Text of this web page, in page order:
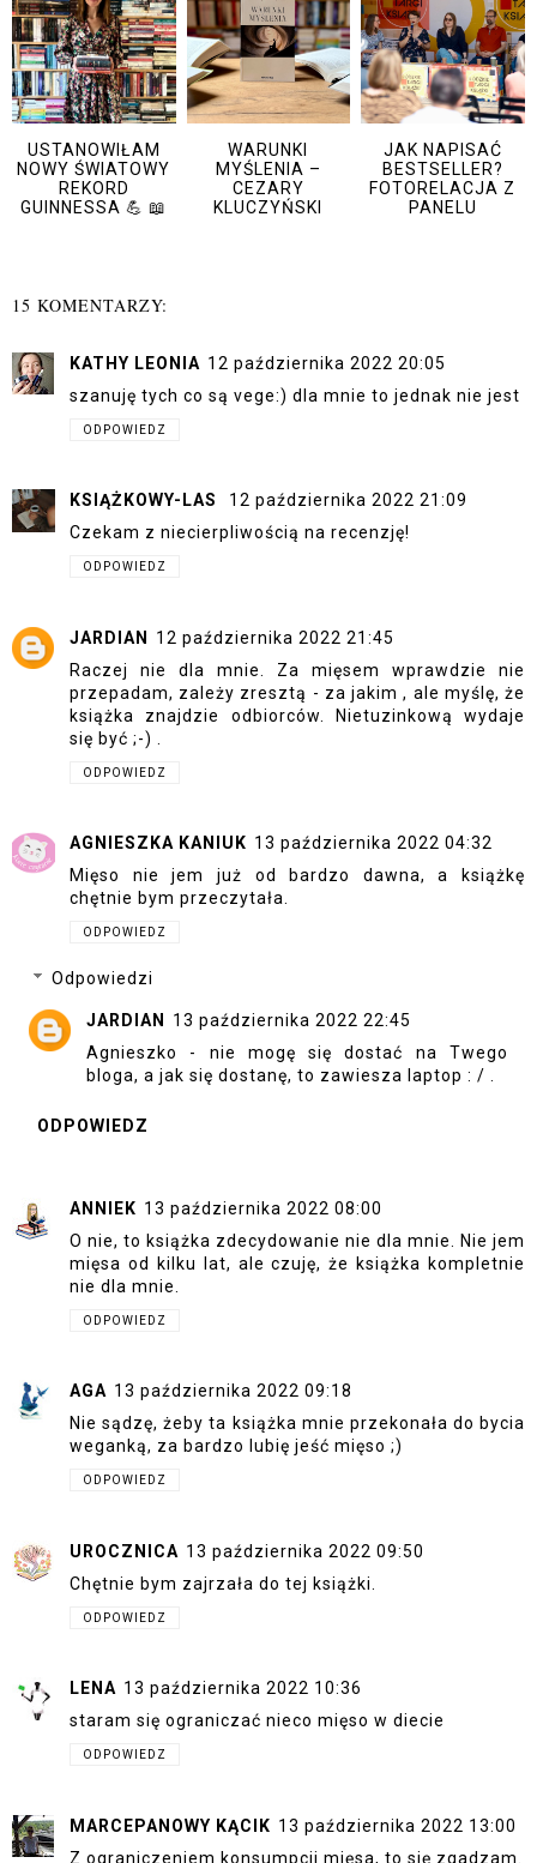
USTANOWIŁAM
NOWY ŚWIATOWY
REKORD
GUINNESSA 💪 📖
WARUNKI
MYŚLENIA –
CEZARY
KLUCZYŃSKI
JAK NAPISAĆ
BESTSELLER?
FOTORELACJA Z
PANELU
15 KOMENTARZY:
KATHY LEONIA 12 października 2022 20:05
szanuję tych co są vege:) dla mnie to jednak nie jest
ODPOWIEDZ
KSIĄŻKOWY-LAS
12 października 2022 21:09
Czekam z niecierpliwością na recenzję!
ODPOWIEDZ
JARDIAN 12 października 2022 21:45
Raczej nie dla mnie. Za mięsem wprawdzie nie
przepadam, zależy zresztą - za jakim , ale myślę, że
książka znajdzie odbiorców. Nietuzinkową wydaje
się być ;-) .
ODPOWIEDZ
AGNIESZKA KANIUK 13 października 2022 04:32
Mięso nie jem już od bardzo dawna, a książkę
chętnie bym przeczytała.
ODPOWIEDZ
Odpowiedzi
JARDIAN
13 października 2022 22:45
Agnieszko - nie mogę się dostać na Twego
bloga, a jak się dostanę, to zawiesza laptop : / .
ODPOWIEDZ
ANNIEK 13 października 2022 08:00
O nie, to książka zdecydowanie nie dla mnie. Nie jem
mięsa od kilku lat, ale czuję, że książka kompletnie
nie dla mnie.
ODPOWIEDZ
AGA 13 października 2022 09:18
Nie sądzę, żeby ta książka mnie przekonała do bycia
weganką, za bardzo lubię jeść mięso ;)
ODPOWIEDZ
UROCZNICA 13 października 2022 09:50
Chętnie bym zajrzała do tej książki.
ODPOWIEDZ
LENA 13 października 2022 10:36
staram się ograniczać nieco mięso w diecie
ODPOWIEDZ
MARCEPANOWY KĄCIK 13 października 2022 13:00
Z ograniczeniem konsumpcji mięsa, to się zgadzam.